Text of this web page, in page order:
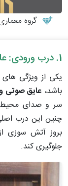
گروه
1. درب ورودی: عایق صوتی و حرارتی
یکی از ویژگی های
باشد، عایق صوتی
سر و صدای محیط
چنین این درب
بروز آتش سوزی
جلوگیری کند.